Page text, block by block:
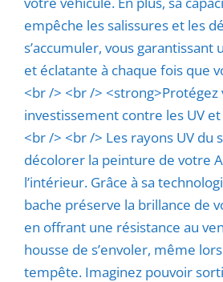
empêche les salissures et les
s’accumuler, vous
et éclatante à chaque fois que
<br /> <br /> <strong>Protégez
investissement contre les UV
<br /> <br /> Les rayons UV du
décolorer la peinture de votre
l’intérieur. Grâce à sa
bache préserve la brillance de
en offrant une résistance au
housse de s’envoler, même
tempête. Imaginez pouvoir